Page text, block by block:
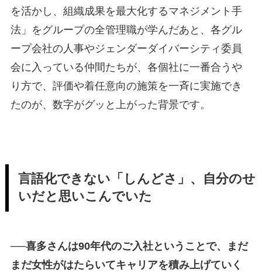
を活かし、組織成果を最大化するマネジメント手
法」をグループの全管理職が学んだあと、各グル
ープ会社の人事やジェンダーダイバーシティ委員
会に入っている仲間たちが、各個社に一番合うや
り方で、評価や着任意向の施策を一斉に実施でき
たのが、数字がグッと上がった背景です。
言語化できない「しんどさ」、自分のせ
いだと思いこんでいた
──喜多さんは90年代のご入社ということで、まだ
まだ女性がはたらいてキャリアを積み上げていく